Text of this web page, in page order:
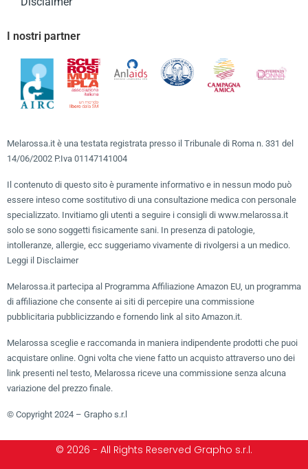
I nostri partner
Melarossa.it è una testata registrata presso il Tribunale di Roma n. 331 del
14/06/2002 P.Iva 01147141004
Il contenuto di questo sito è puramente informativo e in nessun modo può
essere inteso come sostitutivo di una consultazione medica con personale
specializzato. Invitiamo gli utenti a seguire i consigli di www.melarossa.it
solo se sono soggetti fisicamente sani. In presenza di patologie,
intolleranze, allergie, ecc suggeriamo vivamente di rivolgersi a un medico.
Leggi il Disclaimer
Melarossa.it partecipa al Programma Affiliazione Amazon EU, un programma
di affiliazione che consente ai siti di percepire una commissione
pubblicitaria pubblicizzando e fornendo link al sito Amazon.it.
Melarossa sceglie e raccomanda in maniera indipendente prodotti che puoi
acquistare online. Ogni volta che viene fatto un acquisto attraverso uno dei
link presenti nel testo, Melarossa riceve una commissione senza alcuna
variazione del prezzo finale.
© Copyright 2024 – Grapho s.r.l
© 2026 - All Rights Reserved Grapho s.r.l.